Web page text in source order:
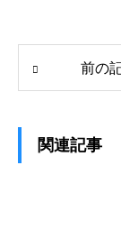
前の
関連記事